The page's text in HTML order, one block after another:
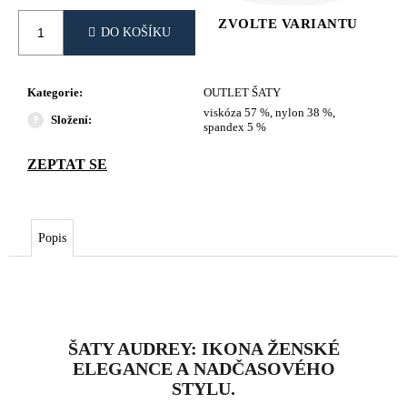
DO KOŠÍKU
ZVOLTE VARIANTU
Kategorie:
OUTLET ŠATY
Složení:
viskóza 57 %, nylon 38 %,
spandex 5 %
Popis
ŠATY AUDREY: IKONA ŽENSKÉ
ELEGANCE A NADČASOVÉHO
STYLU.